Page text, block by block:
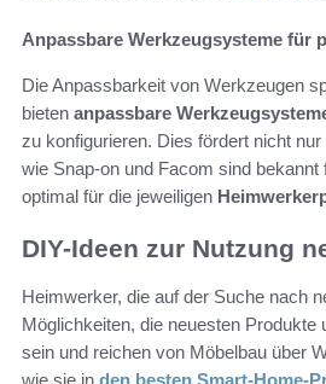
Anpassbare Werkzeugsysteme für
Die Anpassbarkeit von Werkzeugen
bieten anpassbare
zu konfigurieren. Dies fördert nicht
wie Snap-on und Facom sind
optimal für die jeweiligen
DIY-Ideen zur Nutzung
Heimwerker, die auf der Suche nach
Möglichkeiten, die neuesten
sein und reichen von Möbelbau über